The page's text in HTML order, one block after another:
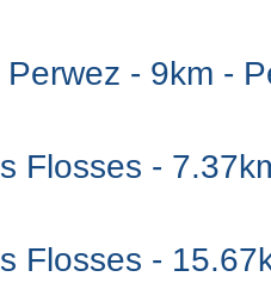
- 9km -
Flosses -
Flosses -